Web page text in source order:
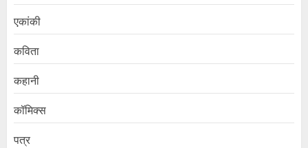
एकांकी
कविता
कहानी
कॉमिक्स
पत्र